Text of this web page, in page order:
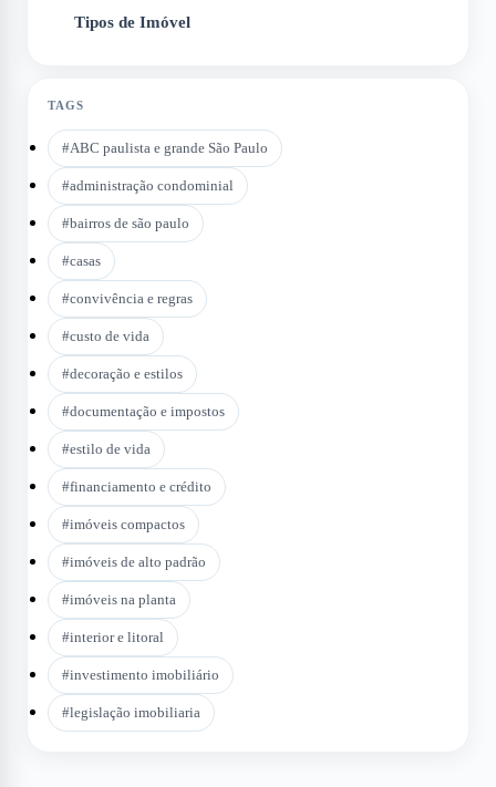
Tipos de Imóvel
TAGS
#ABC paulista e grande São Paulo
#administração condominial
#bairros de são paulo
#casas
#convivência e regras
#custo de vida
#decoração e estilos
#documentação e impostos
#estilo de vida
#financiamento e crédito
#imóveis compactos
#imóveis de alto padrão
#imóveis na planta
#interior e litoral
#investimento imobiliário
#legislação imobiliaria